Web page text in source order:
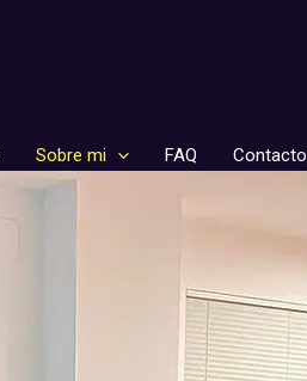
Sobre mi FAQ Contacto